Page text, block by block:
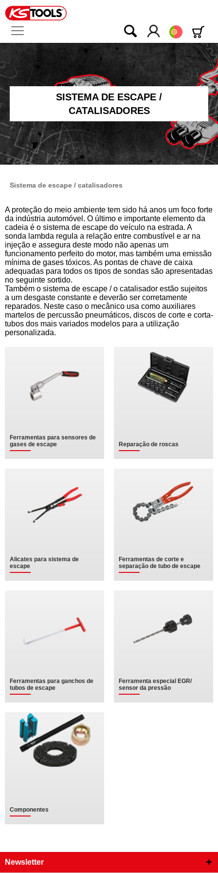
Português
SISTEMA DE ESCAPE /
CATALISADORES
Sistema de escape / catalisadores
A proteção do meio ambiente tem sido há anos um foco forte
da indústria automóvel. O último e importante elemento da
cadeia é o sistema de escape do veículo na estrada. A
sonda lambda regula a relação entre combustível e ar na
injeção e assegura deste modo não apenas um
funcionamento perfeito do motor, mas também uma emissão
mínima de gases tóxicos. As pontas de chave de caixa
adequadas para todos os tipos de sondas são apresentadas
no seguinte sortido.
Também o sistema de escape / o catalisador estão sujeitos
a um desgaste constante e deverão ser corretamente
reparados. Neste caso o mecânico usa como auxiliares
martelos de percussão pneumáticos, discos de corte e corta-
tubos dos mais variados modelos para a utilização
personalizada.
Ferramentas para sensores de
gases de escape
Reparação de roscas
Alicates para sistema de
escape
Ferramentas de corte e
separação de tubo de escape
Ferramentas para ganchos de
tubos de escape
Ferramenta especial EGR/
sensor da pressão
Componentes
Newsletter